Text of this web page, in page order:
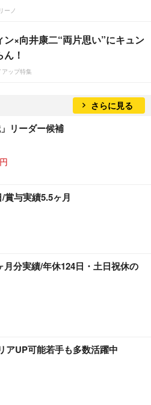
ーノ
ン×向井康二“両片思い”にキュン
！
ップ特集
さらに見る
リーダー候補
賞与実績5.5ヶ月
月分実績/年休124日・土日祝休の
アUP可能若手も多数活躍中